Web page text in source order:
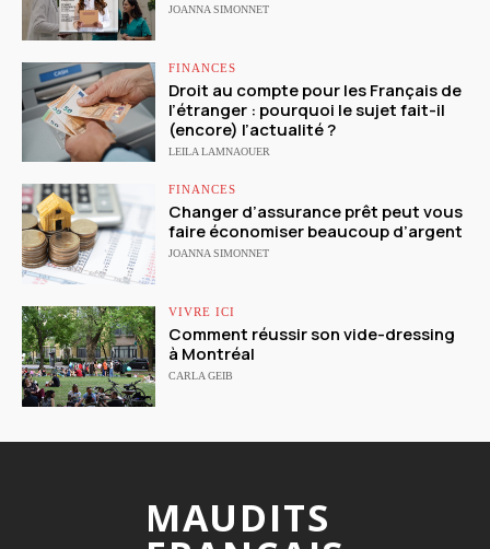
JOANNA SIMONNET
FINANCES
Droit au compte pour les Français de
l’étranger : pourquoi le sujet fait-il
(encore) l’actualité ?
LEILA LAMNAOUER
FINANCES
Changer d’assurance prêt peut vous
faire économiser beaucoup d’argent
JOANNA SIMONNET
VIVRE ICI
Comment réussir son vide-dressing
à Montréal
CARLA GEIB
MAUDITS